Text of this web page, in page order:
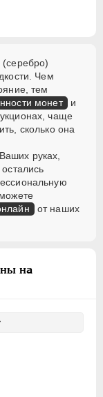
Чем
тем
монет и
чаще
сколько она
руках,
от наших
на